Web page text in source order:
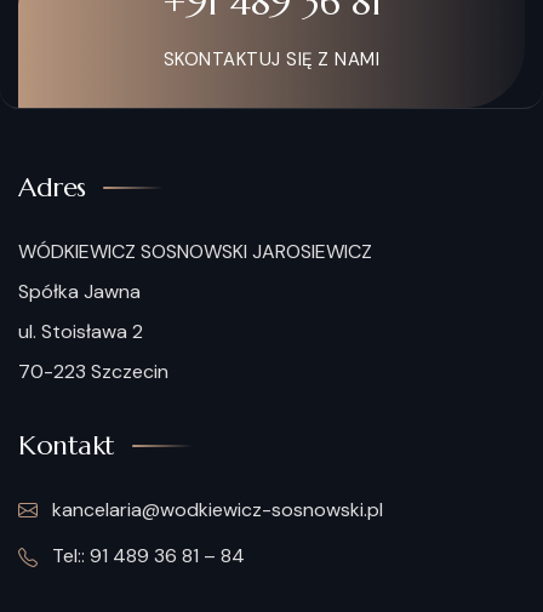
SKONTAKTUJ SIĘ Z NAMI
Adres
WÓDKIEWICZ SOSNOWSKI JAROSIEWICZ
Spółka Jawna
ul. Stoisława 2
70-223 Szczecin
Kontakt
kancelaria@wodkiewicz-sosnowski.pl
Tel:: 91 489 36 81 – 84